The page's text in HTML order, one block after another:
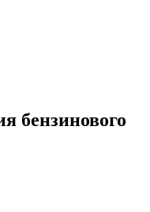
бензинового